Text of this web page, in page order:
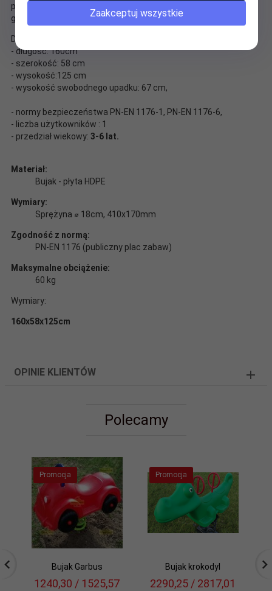
przytwierdzony do sprężyny stalowej. Bujak mocowany do
gruntu.
Dane techniczne:
- długość: 160cm
- szerokość: 58 cm
- wysokość:125 cm
- wysokość swobodnego upadku: 67 cm,
- normy bezpieczeństwa PN-EN 1176-1, PN-EN 1176-6,
- liczba użytkowników : 1
- przedział wiekowy: 3-6 lat.
Materiał:
Bujak - płyta HDPE
Wymiary:
Sprężyna ⌀ 18cm, 410x170mm
Zgodność z normą:
PN-EN 1176 (publiczny plac zabaw)
Maksymalne obciążenie:
60 kg
Wymiary:
160x58x125cm
OPINIE KLIENTÓW
Polecamy
Promocja
Bujak Garbus
1240,30 / 1525,57
Promocja
Bujak krokodyl
2290,25 / 2817,01
Zaakceptuj wszystkie